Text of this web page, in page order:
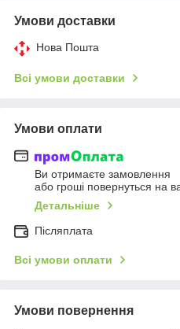
Умови доставки
Нова Пошта
Всі умови доставки
Умови оплати
Ви отримаєте замовлення
або гроші повернуться на
Детальніше
Післяплата
Всі умови оплати
Умови повернення